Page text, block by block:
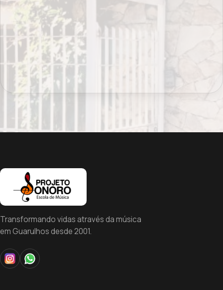
Transformando vidas através da música
em Guarulhos desde 2001.